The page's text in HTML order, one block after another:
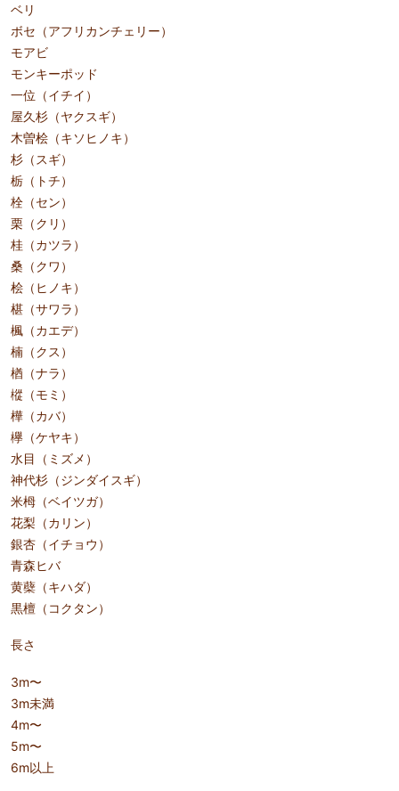
ベリ
ボセ（アフリカンチェリー）
モアビ
モンキーポッド
一位（イチイ）
屋久杉（ヤクスギ）
木曽桧（キソヒノキ）
杉（スギ）
栃（トチ）
栓（セン）
栗（クリ）
桂（カツラ）
桑（クワ）
桧（ヒノキ）
椹（サワラ）
楓（カエデ）
楠（クス）
楢（ナラ）
樅（モミ）
樺（カバ）
欅（ケヤキ）
水目（ミズメ）
神代杉（ジンダイスギ）
米栂（ベイツガ）
花梨（カリン）
銀杏（イチョウ）
青森ヒバ
黄蘗（キハダ）
黒檀（コクタン）
長さ
3m〜
3m未満
4m〜
5m〜
6m以上